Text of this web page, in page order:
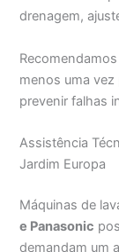
drenagem,
menos uma
prevenir falhas
Assistência
Jardim Europa
Máquinas de
e Panasonic
demandam um